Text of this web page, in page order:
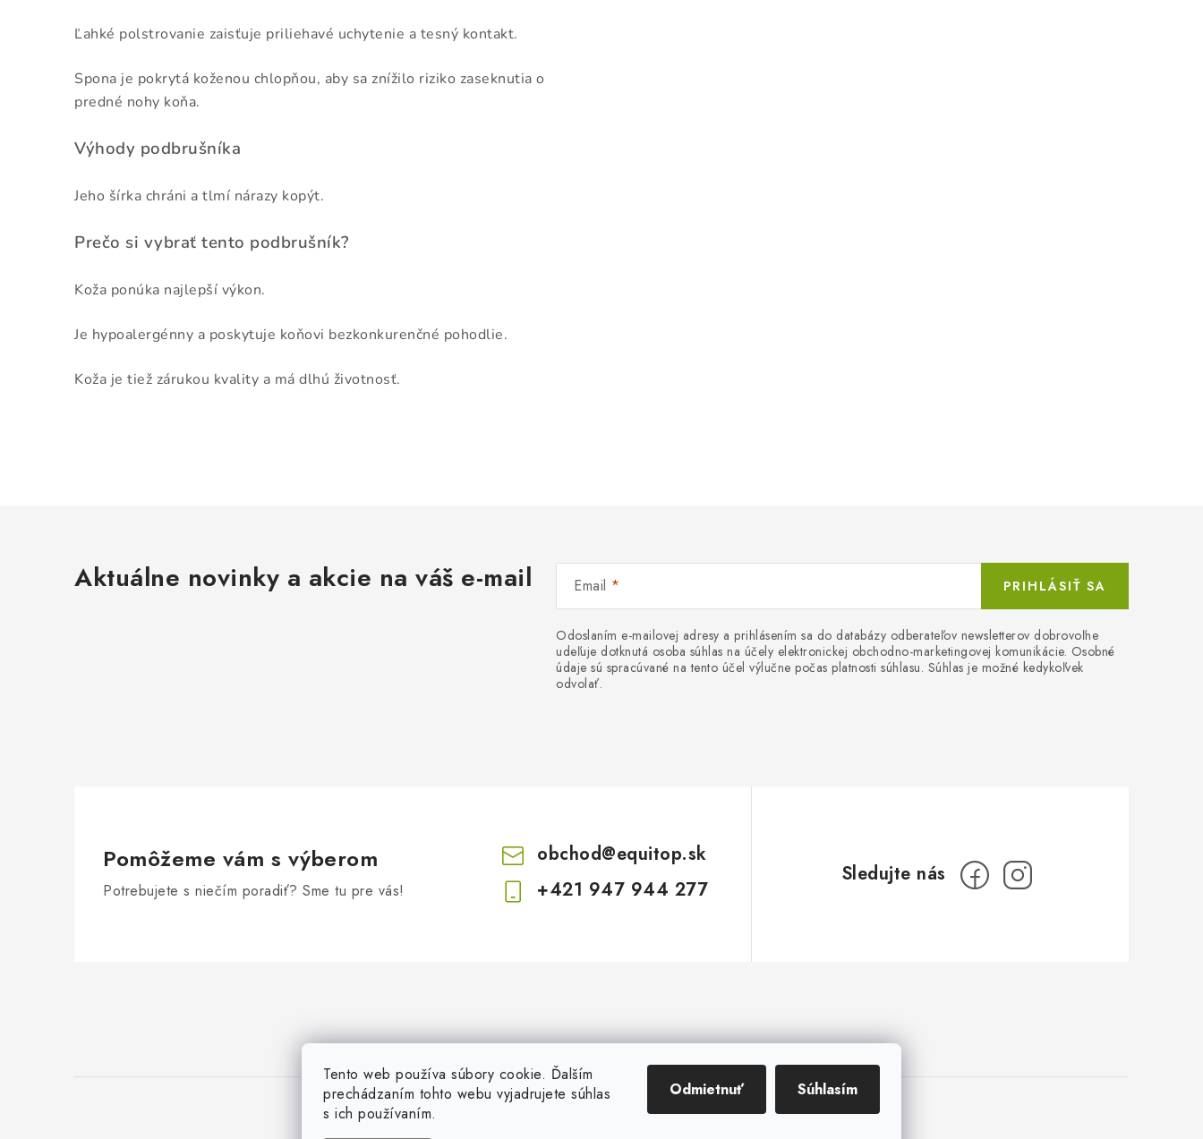
Tento web používa súbory cookie. Ďalším
prechádzaním tohto webu vyjadrujete súhlas
s ich používaním.
Odmietnuť Súhlasím
Ľahké polstrovanie zaisťuje priliehavé uchytenie a tesný kontakt.
Spona je pokrytá koženou chlopňou, aby sa znížilo riziko zaseknutia o
predné nohy koňa.
Výhody podbrušníka
Jeho šírka chráni a tlmí nárazy kopýt.
Prečo si vybrať tento podbrušník?
Koža ponúka najlepší výkon.
Je hypoalergénny a poskytuje koňovi bezkonkurenčné pohodlie.
Koža je tiež zárukou kvality a má dlhú životnosť.
Aktuálne novinky a akcie na váš e-mail Email
Odoslaním e-mailovej adresy a prihlásením sa do databázy odberateľov newsletterov dobrovoľne
udeľuje dotknutá osoba súhlas na účely elektronickej obchodno-marketingovej komunikácie. Osobné
údaje sú spracúvané na tento účel výlučne počas platnosti súhlasu. Súhlas je možné kedykoľvek
odvolať.
PRIHLÁSIŤ SA
Pomôžeme vám s výberom
Potrebujete s niečím poradiť? Sme tu pre vás!
obchod@equitop.sk
+421 947 944 277